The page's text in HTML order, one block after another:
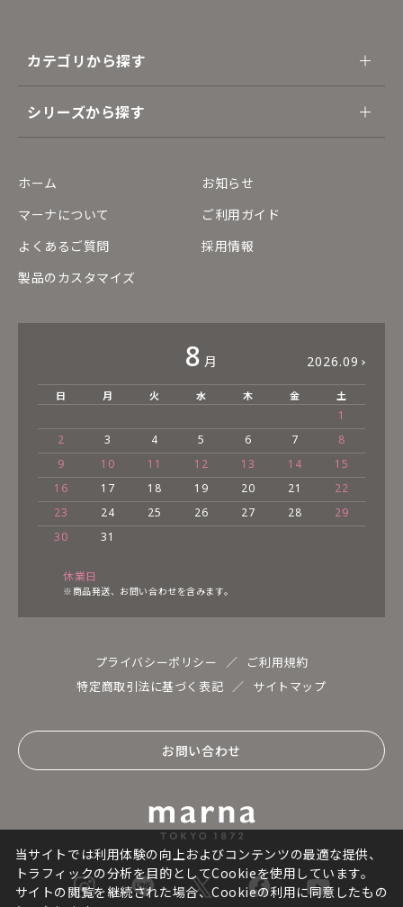
カテゴリから探す
シリーズから探す
ホーム
お知らせ
マーナについて
ご利用ガイド
よくあるご質問
採用情報
製品のカスタマイズ
8 月 2026.09
日 月 火 水 木 金 土
1
2
3 4 5 6 7
8
9
10 11 12 13 14
15
16
17 18 19 20 21
22
23
24 25 26 27 28
29
30
31
休業日
※商品発送、お問い合わせを含みます。
プライバシーポリシー
ご利用規約
特定商取引法に基づく表記
サイトマップ
お問い合わせ
当サイトでは利用体験の向上およびコンテンツの最適な提供、
トラフィックの分析を目的としてCookieを使用しています。
サイトの閲覧を継続された場合、Cookieの利用に同意したもの